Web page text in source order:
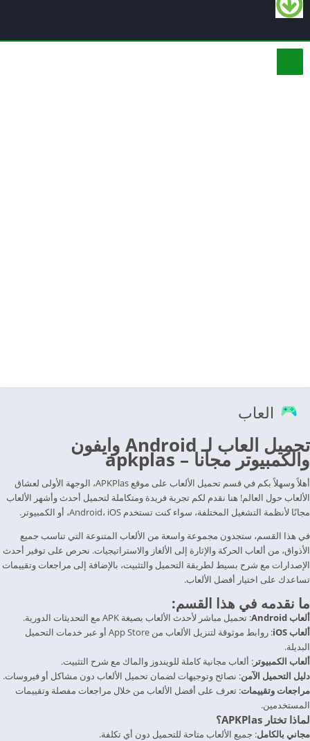
العاب
تحميل العاب لـ Android وايفون
والكمبيوتر مجانا – apkplas
أهلاً وسهلاً بكم في قسم تحميل الألعاب على موقع APKPlas، الوجهة الأولى لعشاق
الألعاب حول العالم! هنا نقدم لكم تجربة فريدة ومتكاملة لتحميل أحدث وأشهر الألعاب
مجانًا لأنظمة التشغيل المختلفة، سواء كنت تستخدم Android، iOS، أو الكمبيوتر.
في هذا القسم، ستجدون مجموعة واسعة من الألعاب المتنوعة التي تناسب جميع
الأذواق، من ألعاب الحركة والإثارة إلى الألغاز والاستراتيجيات. نحرص على توفير أحدث
الإصدارات مع شرح بسيط لطريقة التحميل والتثبيت، بالإضافة إلى مراجعات وتقييمات
تساعدك على اختيار أفضل الألعاب.
ما نقدمه في هذا القسم:
ألعاب Android
: تحميل مباشر لأحدث الألعاب بصيغة APK مع التحديثات الدورية.
ألعاب iOS
: روابط موثوقة لتنزيل الألعاب من App Store أو عبر خدمات التحميل
البديلة.
ألعاب الكمبيوتر : ألعاب مجانية كاملة للويندوز والماك مع شرح التثبيت.
دليل التحميل الآمن: نصائح وتوجيهات لضمان تحميل الألعاب دون مشاكل أو فيروسات.
مراجعات وتقييمات: تعرف على أفضل الألعاب من خلال مراجعات مفصلة وتقييمات
المستخدمين.
لماذا تختار APKPlas؟
مجاني بالكامل: جميع الألعاب متاحة للتحميل دون أي تكلفة.